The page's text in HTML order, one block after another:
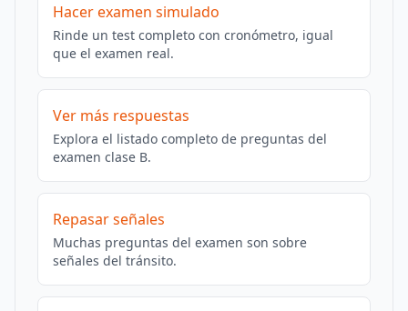
Hacer examen simulado
Rinde un test completo con cronómetro, igual
que el examen real.
Ver más respuestas
Explora el listado completo de preguntas del
examen clase B.
Repasar señales
Muchas preguntas del examen son sobre
señales del tránsito.